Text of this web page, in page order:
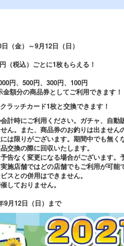
（金）～9月12日（日）
（税込）ごとに1枚もらえる！
円、500円、300円、100円
額分の商品券としてご利用できます！
ラッチカード1枚と交換できます！
計時にご利用ください。ガチャ、自動
ん。また、商品券のお釣りは出ません
は限りがございます。期間中でも無
交換の際に回収いたします。
告なく変更になる場合がございます。
施店舗ではどの店舗でもご利用が可能
スとの併用はできません。
しておりません。
9月12日（日）まで